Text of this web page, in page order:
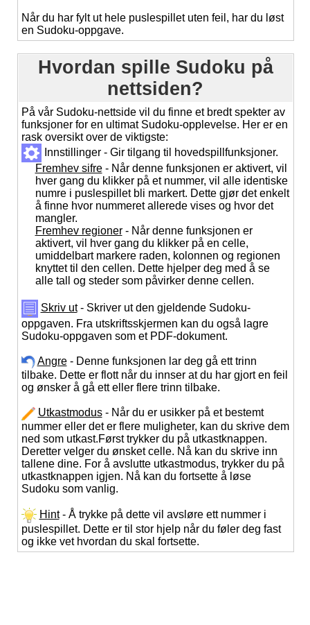
Når du har fylt ut hele puslespillet uten feil, har du løst
en Sudoku-oppgave.
Hvordan spille Sudoku på
nettsiden?
På vår Sudoku-nettside vil du finne et bredt spekter av
funksjoner for en ultimat Sudoku-opplevelse. Her er en
rask oversikt over de viktigste:
Innstillinger - Gir tilgang til hovedspillfunksjoner.
Fremhev sifre- Når denne funksjonen er aktivert, vil
hver gang du klikker på et nummer, vil alle identiske
numre i puslespillet bli markert. Dette gjør det enkelt
å finne hvor nummeret allerede vises og hvor det
mangler.
Fremhev regioner- Når denne funksjonen er
aktivert, vil hver gang du klikker på en celle,
umiddelbart markere raden, kolonnen og regionen
knyttet til den cellen. Dette hjelper deg med å se
alle tall og steder som påvirker denne cellen.
Skriv ut- Skriver ut den gjeldende Sudoku-
oppgaven. Fra utskriftsskjermen kan du også lagre
Sudoku-oppgaven som et PDF-dokument.
Angre- Denne funksjonen lar deg gå ett trinn
tilbake. Dette er flott når du innser at du har gjort en feil
og ønsker å gå ett eller flere trinn tilbake.
Utkastmodus- Når du er usikker på et bestemt
nummer eller det er flere muligheter, kan du skrive dem
ned som utkast.Først trykker du på utkastknappen.
Deretter velger du ønsket celle. Nå kan du skrive inn
tallene dine. For å avslutte utkastmodus, trykker du på
utkastknappen igjen. Nå kan du fortsette å løse
Sudoku som vanlig.
Hint- Å trykke på dette vil avsløre ett nummer i
puslespillet. Dette er til stor hjelp når du føler deg fast
og ikke vet hvordan du skal fortsette.